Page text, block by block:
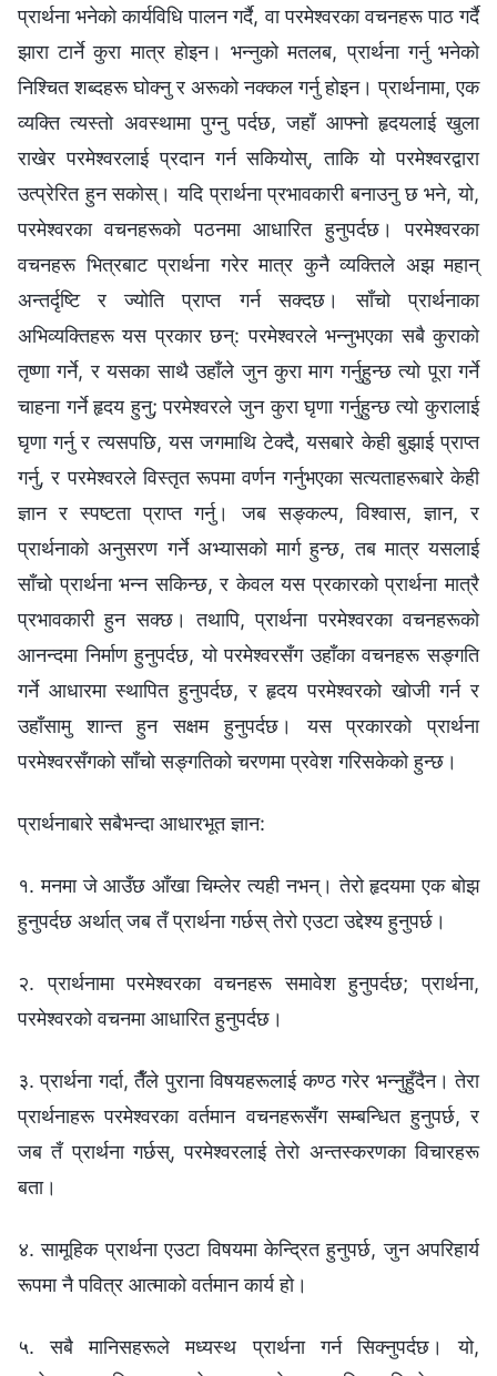
प्रार्थना भनेको कार्यविधि पालन गर्दै, वा परमेश्‍वरका वचनहरू पाठ गर्दै
झारा टार्ने कुरा मात्र होइन। भन्नुको मतलब, प्रार्थना गर्नु भनेको
निश्‍चित शब्दहरू घोक्नु र अरूको नक्कल गर्नु होइन। प्रार्थनामा, एक
व्यक्ति त्यस्तो अवस्थामा पुग्नु पर्दछ, जहाँ आफ्नो हृदयलाई खुला
राखेर परमेश्‍वरलाई प्रदान गर्न सकियोस्, ताकि यो परमेश्‍वरद्वारा
उत्प्रेरित हुन सकोस्। यदि प्रार्थना प्रभावकारी बनाउनु छ भने, यो,
परमेश्‍वरका वचनहरूको पठनमा आधारित हुनुपर्दछ। परमेश्‍वरका
वचनहरू भित्रबाट प्रार्थना गरेर मात्र कुनै व्यक्तिले अझ महान्
अन्तर्दृष्टि र ज्योति प्राप्त गर्न सक्दछ। साँचो प्रार्थनाका
अभिव्यक्तिहरू यस प्रकार छन्‌: परमेश्‍वरले भन्नुभएका सबै कुराको
तृष्णा गर्ने, र यसका साथै उहाँले जुन कुरा माग गर्नुहुन्छ त्यो पूरा गर्ने
चाहना गर्ने हृदय हुनु; परमेश्‍वरले जुन कुरा घृणा गर्नुहुन्छ त्यो कुरालाई
घृणा गर्नु र त्यसपछि, यस जगमाथि टेक्दै, यसबारे केही बुझाई प्राप्त
गर्नु, र परमेश्‍वरले विस्तृत रूपमा वर्णन गर्नुभएका सत्यताहरूबारे केही
ज्ञान र स्पष्टता प्राप्त गर्नु। जब सङ्कल्प, विश्‍वास, ज्ञान, र
प्रार्थनाको अनुसरण गर्ने अभ्यासको मार्ग हुन्छ, तब मात्र यसलाई
साँचो प्रार्थना भन्न सकिन्छ, र केवल यस प्रकारको प्रार्थना मात्रै
प्रभावकारी हुन सक्‍छ। तथापि, प्रार्थना परमेश्‍वरका वचनहरूको
आनन्दमा निर्माण हुनुपर्दछ, यो परमेश्‍वरसँग उहाँका वचनहरू सङ्गति
गर्ने आधारमा स्थापित हुनुपर्दछ, र हृदय परमेश्‍वरको खोजी गर्न र
उहाँसामु शान्त हुन सक्षम हुनुपर्दछ। यस प्रकारको प्रार्थना
परमेश्‍वरसँगको साँचो सङ्गतिको चरणमा प्रवेश गरिसकेको हुन्छ।
प्रार्थनाबारे सबैभन्दा आधारभूत ज्ञान:
१. मनमा जे आउँछ आँखा चिम्लेर त्यही नभन्। तेरो हृदयमा एक बोझ
हुनुपर्दछ अर्थात् जब तँ प्रार्थना गर्छस् तेरो एउटा उद्देश्य हुनुपर्छ।
२. प्रार्थनामा परमेश्‍वरका वचनहरू समावेश हुनुपर्दछ; प्रार्थना,
परमेश्‍वरको वचनमा आधारित हुनुपर्दछ।
३. प्रार्थना गर्दा, तैँले पुराना विषयहरूलाई कण्ठ गरेर भन्‍नुहुँदैन। तेरा
प्रार्थनाहरू परमेश्‍वरका वर्तमान वचनहरूसँग सम्बन्धित हुनुपर्छ, र
जब तँ प्रार्थना गर्छस्, परमेश्‍वरलाई तेरो अन्तस्करणका विचारहरू
बता।
४. सामूहिक प्रार्थना एउटा विषयमा केन्द्रित हुनुपर्छ, जुन अपरिहार्य
रूपमा नै पवित्र आत्माको वर्तमान कार्य हो।
५. सबै मानिसहरूले मध्यस्थ प्रार्थना गर्न सिक्नुपर्दछ। यो,